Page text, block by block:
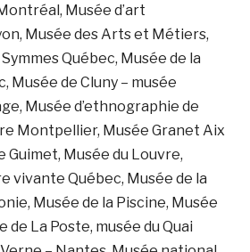
Musée d’art
Musée des Arts et Métiers,
Québec, Musée de la
Musée de Cluny – musée
Musée d’ethnographie de
Montpellier, Musée Granet Aix
Guimet, Musée du Louvre,
vivante Québec, Musée de la
Musée de la Piscine, Musée
de La Poste, musée du Quai